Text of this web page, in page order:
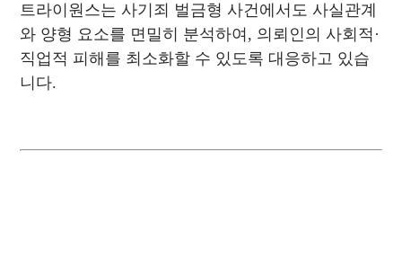
트라이원스는 사기죄 벌금형 사건에서도 사실관계
와 양형 요소를 면밀히 분석하여, 의뢰인의 사회적·
직업적 피해를 최소화할 수 있도록 대응하고 있습
니다.